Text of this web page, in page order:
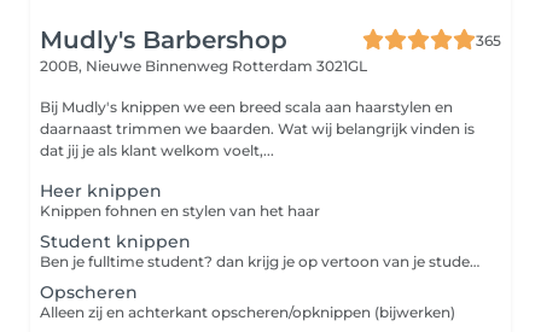
Mudly's Barbershop
365
200B, Nieuwe Binnenweg Rotterdam 3021GL
Bij Mudly's knippen we een breed scala aan haarstylen en
daarnaast trimmen we baarden. Wat wij belangrijk vinden is
dat jij je als klant welkom voelt,...
Heer knippen
Knippen fohnen en stylen van het haar
Student knippen
Ben je fulltime student? dan krijg je op vertoon van je studentenpas korting op je knipbeurt.
Opscheren
Alleen zij en achterkant opscheren/opknippen (bijwerken)